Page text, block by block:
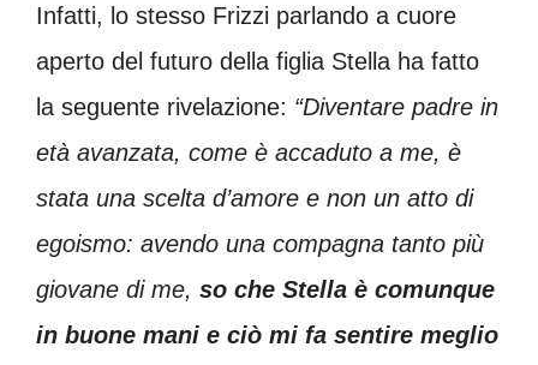
Infatti, lo stesso Frizzi parlando a cuore
aperto del futuro della figlia Stella ha fatto
la seguente rivelazione: “Diventare padre in
età avanzata, come è accaduto a me, è
stata una scelta d’amore e non un atto di
egoismo: avendo una compagna tanto più
giovane di me, so che Stella è comunque
in buone mani e ciò mi fa sentire meglio